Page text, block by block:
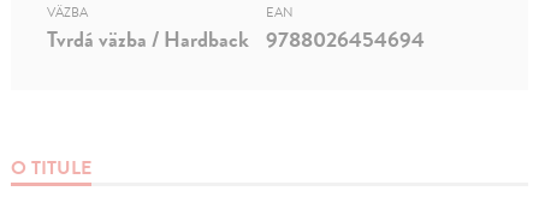
O TITULE
VÄZBA
Tvrdá väzba / Hardback
EAN
9788026454694